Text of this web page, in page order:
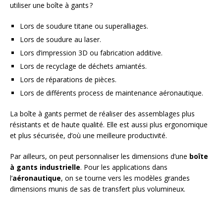
utiliser une boîte à gants ?
Lors de soudure titane ou superalliages.
Lors de soudure au laser.
Lors d’impression 3D ou fabrication additive.
Lors de recyclage de déchets amiantés.
Lors de réparations de pièces.
Lors de différents process de maintenance aéronautique.
La boîte à gants permet de réaliser des assemblages plus
résistants et de haute qualité. Elle est aussi plus ergonomique
et plus sécurisée, d’où une meilleure productivité.
Par ailleurs, on peut personnaliser les dimensions d’une boîte
à gants industrielle. Pour les applications dans
l’aéronautique, on se tourne vers les modèles grandes
dimensions munis de sas de transfert plus volumineux.